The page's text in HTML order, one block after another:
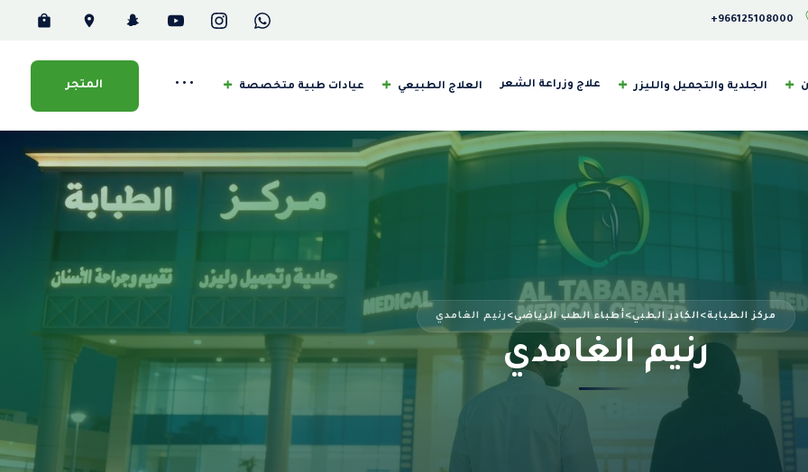
الجلدية والتجميل والليزر علاج وزراعة الشعر العلاج الطبيعي عيادات طبية متخصصة ••• المتجر
رنيم الغامدي
مركز الطبابة>الكادر الطبي>أطباء الطب الرياضي>رنيم الغامدي